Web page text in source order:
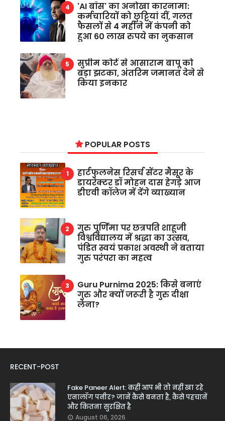
'AI बॉस' का अनोखा कारनामा:
कर्मचारियों को छुट्टियां दीं, गलत
फैसलों से 4 महीने में कंपनी को
हुआ 60 लाख रुपये का नुकसान
सुप्रीम कोर्ट से आसाराम बापू को
बड़ा झटका, अंतरिम जमानत देने से
किया इनकार
POPULAR POSTS
हार्टफुलनेस रिसर्च सेंटर मैसूर के
डायरेक्टर डॉ मोहन दास हेगड़े आज
डीएवी कॉलेज में देंगे व्याख्यान
गुरु पूर्णिमा पर छत्रपति शाहूजी
विश्वविद्यालय में श्रद्धा का उत्सव,
पंडित स्वयं प्रकाश अवस्थी ने बताया
गुरु परंपरा का महत्व
Guru Purnima 2025: किसे बनाएं
गुरु और क्यों जरूरी है गुरु दीक्षा
लेना?
RECENT-POST
Fake Paneer Alert: कहीं आप भी तो नहीं खा रहे
एनालॉग पनीर? जानें कैसे बनता है, कैसे पहचानें
और कितना सुरक्षित है
August 06, 2026